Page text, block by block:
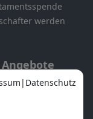
werden
App